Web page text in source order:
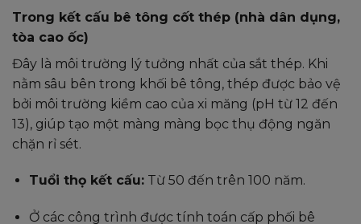
Trong kết cấu bê tông cốt thép (nhà dân dụng,
tòa cao ốc)
Đây là môi trường lý tưởng nhất của sắt thép. Khi
nằm sâu bên trong khối bê tông, thép được bảo vệ
bởi môi trường kiềm cao của xi măng (pH từ 12 đến
13), giúp tạo một màng màng bọc thụ động ngăn
chặn rỉ sét.
Tuổi thọ kết cấu:Từ 50 đến trên 100 năm.
Ở các công trình được tính toán cấp phối bê